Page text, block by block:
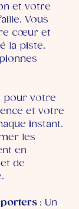
et votre
Vous
cœur et
la piste.
pour votre
et votre
instant.
les
en
de
: Un